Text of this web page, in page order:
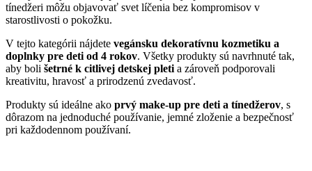
tínedžeri môžu objavovať svet líčenia bez kompromisov v
starostlivosti o pokožku.
V tejto kategórii nájdete vegánsku dekoratívnu kozmetiku a
doplnky pre deti od 4 rokov. Všetky produkty sú navrhnuté tak,
aby boli šetrné k citlivej detskej pletia zároveň podporovali
kreativitu, hravosť a prirodzenú zvedavosť.
Produkty sú ideálne ako prvý make-up pre deti a tínedžerov, s
dôrazom na jednoduché používanie, jemné zloženie a bezpečnosť
pri každodennom používaní.